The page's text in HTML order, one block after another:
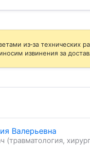
из‑за технических
извинения за
Валерьевна
(травматология,